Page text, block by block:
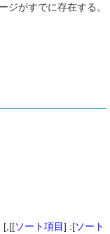
ジがすでに存在する。
[,[[ソート項目] :[ソート